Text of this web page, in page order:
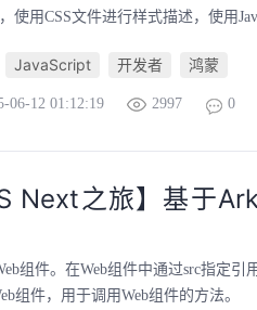
使用CSS文件进行样式描述，使用
JavaScript 开发者 鸿蒙
06-12 01:12:19 2997 0
Next之旅】基于
组件。在Web组件中通过src指定
组件，用于调用Web组件的方法。